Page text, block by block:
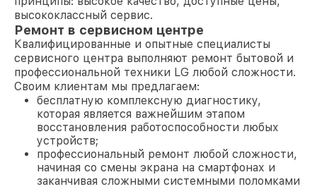
высококлассный сервис.
Ремонт в сервисном центре
Квалифицированные и опытные специалисты
сервисного центра выполняют ремонт бытовой и
профессиональной техники LG любой сложности.
Своим клиентам мы предлагаем:
бесплатную комплексную диагностику,
которая является важнейшим этапом
восстановления работоспособности любых
устройств;
профессиональный ремонт любой сложности,
начиная со смены экрана на смартфонах и
заканчивая сложными системными поломками